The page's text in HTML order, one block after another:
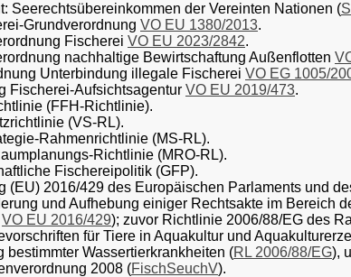
Seerechtsübereinkommen der Vereinten Nationen (
Grundverordnung VO EU 1380/2013.
Fischerei VO EU 2023/2842.
nachhaltige Bewirtschaftung Außenflotten
Unterbindung illegale Fischerei VO EG 1005/
Fischerei-Aufsichtsagentur VO EU 2019/473.
(FFH-Richtlinie).
(VS-RL).
Rahmenrichtlinie (MS-RL).
Richtlinie (MRO-RL).
Fischereipolitik (GFP).
(EU) 2016/429 des Europäischen Parlaments und
und Aufhebung einiger Rechtsakte im Bereich
VO EU 2016/429); zuvor Richtlinie 2006/88/EG des
für Tiere in Aquakultur und
bestimmter Wassertierkrankheiten (RL 2006/88/EG),
2008 (FischSeuchV).